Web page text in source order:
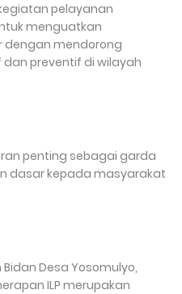
pelayanan
menguatkan
dengan mendorong
preventif di wilayah
penting sebagai garda
dasar kepada masyarakat
Desa Yosomulyo,
ILP merupakan